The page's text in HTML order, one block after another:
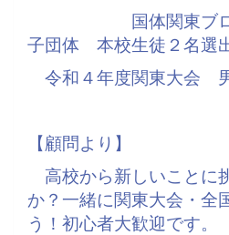
国体関東ブロッ
子団体 本校生徒２名選
令和４年度関東大会
【顧問より】
高校から新しいことに
か？一緒に関東大会・全
う！初心者大歓迎です。